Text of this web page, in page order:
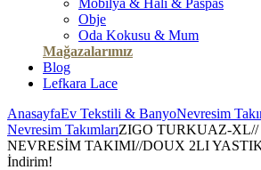
Obje
Oda Kokusu & Mum
Mağazalarımız
Blog
Lefkara Lace
AnasayfaEv Tekstili & BanyoNevresim
Nevresim TakımlarıZIGO TURKUAZ-XL//
NEVRESİM TAKIMI//DOUX 2LI
İndirim!